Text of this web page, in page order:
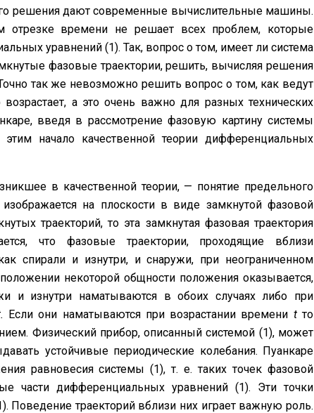
решения дают современные вычислительные машины.
отрезке времени не решает всех проблем, которые
урав­нений (1). Так, вопрос о том, имеет ли система
фазовые траектории, решить, вы­числяя решения
так же невозможно решить вопрос о том, как ведут
а это очень важно для раз­ных технических
введя в рассмотрение фазовую картину системы
начало качественной теории диффе­ренциальных
в качест­венной теории, — понятие предельного
на плоскости в виде замкнутой фазовой
траек­торий, то эта замкнутая фазовая траектория
что фазовые траектории, проходящие вблизи
спирали и изнутри, и снаружи, при неограниченном
некоторой общности положения оказывает­ся,
и изнутри наматы­ваются в обоих случаях либо при
Если они наматываются при возрастании времени tто
Физический при­бор, описанный системой (1), может
устойчивые периодические колебания. Пуан­каре
равновесия системы (1), т. е. таких точек фазовой
части дифференциальных уравнений (1). Эти точки
траек­торий вблизи них играет важную роль.